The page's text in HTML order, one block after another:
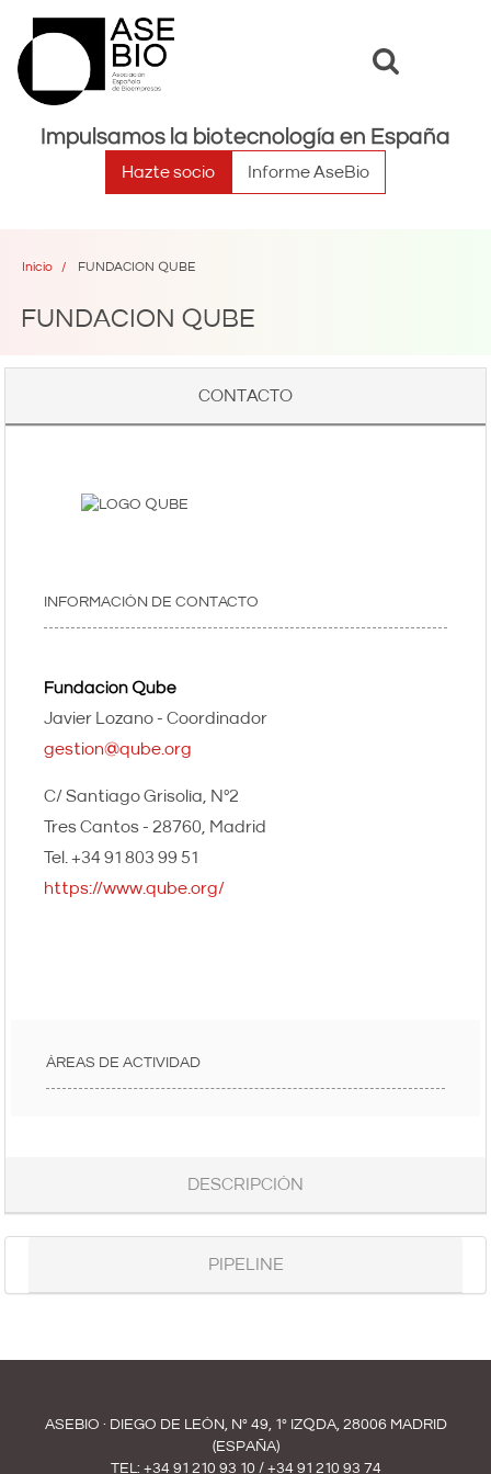
Toggle
Impulsamos la biotecnología en España
Hazte socio Informe AseBio
Inicio FUNDACION QUBE
FUNDACION QUBE
CONTACTO
INFORMACIÓN DE CONTACTO
Fundacion Qube
Javier Lozano - Coordinador
gestion@qube.org
C/ Santiago Grisolía, Nº2
Tres Cantos - 28760
Madrid
+34 91 803 99 51
https://www.qube.org/
ÁREAS DE ACTIVIDAD
DESCRIPCIÓN
PIPELINE
ASEBIO · DIEGO DE LEÓN, Nº 49, 1º IZQDA, 28006 MADRID
(ESPAÑA)
TEL: +34 91 210 93 10 / +34 91 210 93 74